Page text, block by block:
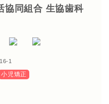
協同組合 生協歯科
1
小児矯正